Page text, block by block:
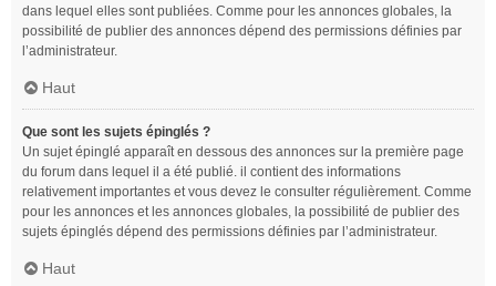
dans lequel elles sont publiées. Comme pour les annonces globales, la
possibilité de publier des annonces dépend des permissions définies par
l’administrateur.
Haut
Que sont les sujets épinglés ?
Un sujet épinglé apparaît en dessous des annonces sur la première page
du forum dans lequel il a été publié. il contient des informations
relativement importantes et vous devez le consulter régulièrement. Comme
pour les annonces et les annonces globales, la possibilité de publier des
sujets épinglés dépend des permissions définies par l’administrateur.
Haut